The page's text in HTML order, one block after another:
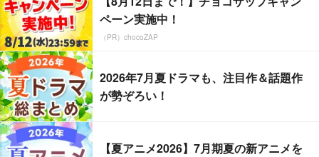
ペーン実施中！
（PR）chocoZAP
2026年7月夏ドラマも、注目作＆話題作
が勢ぞろい！
【夏アニメ2026】7月期夏の新アニメを